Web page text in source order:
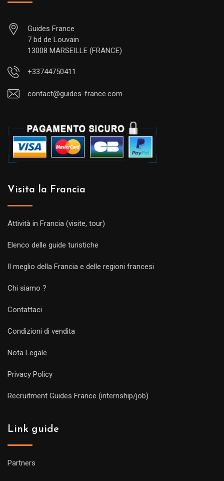
Guides France
7 bd de Louvain
13008 MARSEILLE (FRANCE)
+33744750411
contact@guides-france.com
Visita la Francia
Attività in Francia (visite, tour)
Elenco delle guide turistiche
Il meglio della Francia e delle regioni francesi
Chi siamo ?
Contattaci
Condizioni di vendita
Nota Legale
Privacy Policy
Recruitment Guides France (internship/job)
Link guide
Partners